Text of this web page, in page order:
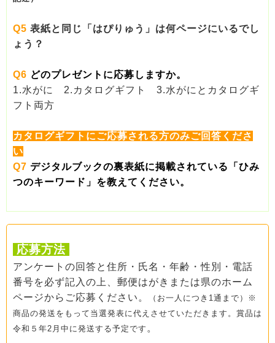
Q5 表紙と同じ「はぴりゅう」は何ページにいるでし
ょう？
Q6 どのプレゼントに応募しますか。
1.水がに 2.カタログギフト 3.水がにとカタログギ
フト両方
カタログギフトにご応募される方のみご回答くださ
い
Q7 デジタルブックの裏表紙に掲載されている「ひみ
つのキーワード」を教えてください。
応募方法
アンケートの回答と住所・氏名・年齢・性別・電話
番号を必ず記入の上、郵便はがきまたは県のホーム
ページからご応募ください。
（お一人につき1通まで）
※
商品の発送をもって当選発表に代えさせていただきます。賞品は
令和５年2月中に発送する予定です 。